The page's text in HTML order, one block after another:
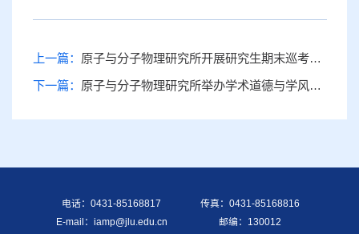
上一篇： 原子与分子物理研究所开展研究生期末巡考工作
下一篇： 原子与分子物理研究所举办学术道德与学风建设报告会
电话：0431-85168817
传真：0431-85168816
E-mail：iamp@jlu.edu.cn
邮编：130012